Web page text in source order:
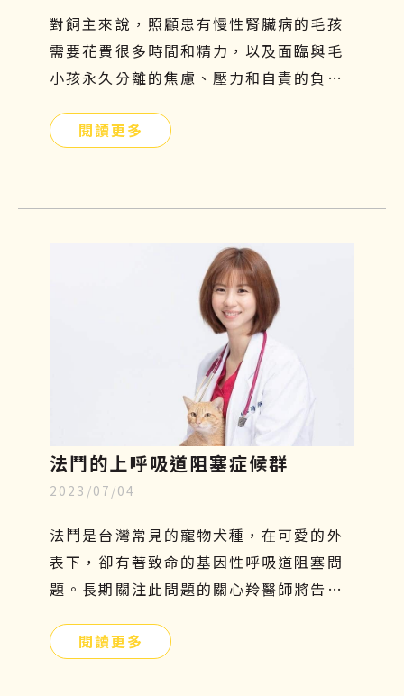
對飼主來說，照顧患有慢性腎臟病的毛孩
需要花費很多時間和精力，以及面臨與毛
小孩永久分離的焦慮、壓力和自責的負面
提前提前瞭解貓腎病症狀、原因、飲食及
閱讀更多
法鬥的上呼吸道阻塞症候群
2023/07/04
法鬥是台灣常見的寵物犬種，在可愛的外
表下，卻有著致命的基因性呼吸道阻塞問
題。長期關注此問題的關心羚醫師將告訴
閱讀更多